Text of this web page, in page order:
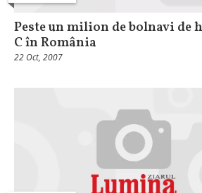
Peste un milion de bolnavi de
C în România
22 Oct, 2007